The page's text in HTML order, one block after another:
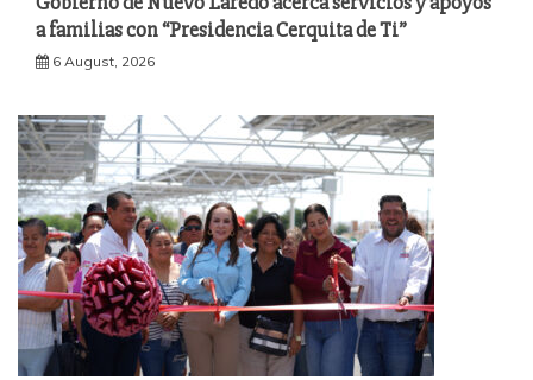
a familias con “Presidencia Cerquita de Ti”
6 August, 2026